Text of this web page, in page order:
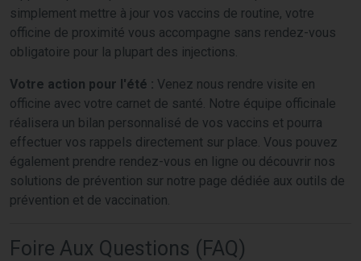
simplement mettre à jour vos vaccins de routine, votre
officine de proximité vous accompagne sans rendez-vous
obligatoire pour la plupart des injections.
Votre action pour l'été : Venez nous rendre visite en
officine avec votre carnet de santé. Notre équipe officinale
réalisera un bilan personnalisé de vos vaccins et pourra
effectuer vos rappels directement sur place. Vous pouvez
également prendre rendez-vous en ligne ou découvrir nos
solutions de prévention sur notre page dédiée aux outils de
prévention et de vaccination.
Foire Aux Questions (FAQ)